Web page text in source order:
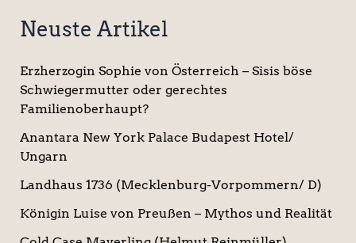
Neuste Artikel
Erzherzogin Sophie von Österreich – Sisis böse
Schwiegermutter oder gerechtes
Familienoberhaupt?
Anantara New York Palace Budapest Hotel/
Ungarn
Landhaus 1736 (Mecklenburg-Vorpommern/ D)
Königin Luise von Preußen – Mythos und Realität